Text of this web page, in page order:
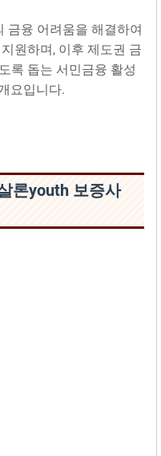
금융 어려움을 해결하여
원하며, 이후 제도권 금
록 돕는 서민금융 활성
요입니다.
론youth 보증사